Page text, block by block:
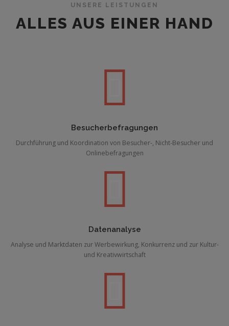
UNSERE LEISTUNGEN
ALLES AUS EINER HAND
Besucherbefragungen
Durchführung und Koordination von Besucher-, Nicht-Besucher und
Onlinebefragungen
Datenanalyse
Analyse und Marktdaten zur Werbewirkung, Konkurrenz und zur Kultur-
und Kreativwirtschaft